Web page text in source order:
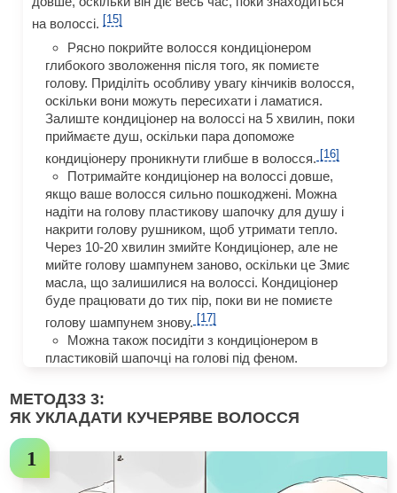
на волоссі.[15]
Рясно покрийте волосся кондиціонером
глибокого зволоження після того, як помиєте
голову. Приділіть особливу увагу кінчиків волосся,
оскільки вони можуть пересихати і ламатися.
Залиште кондиціонер на волоссі на 5 хвилин, поки
приймаєте душ, оскільки пара допоможе
кондиціонеру проникнути глибше в волосся. [16]
Потримайте кондиціонер на волоссі довше,
якщо ваше волосся сильно пошкоджені. Можна
надіти на голову пластикову шапочку для душу і
накрити голову рушником, щоб утримати тепло.
Через 10-20 хвилин змийте Кондиціонер, але не
мийте голову шампунем заново, оскільки це Змиє
масла, що залишилися на волоссі. Кондиціонер
буде працювати до тих пір, поки ви не помиєте
голову шампунем знову. [17]
Можна також посидіти з кондиціонером в
пластиковій шапочці на голові під феном.
МЕТОД3З 3:
ЯК УКЛАДАТИ КУЧЕРЯВЕ ВОЛОССЯ